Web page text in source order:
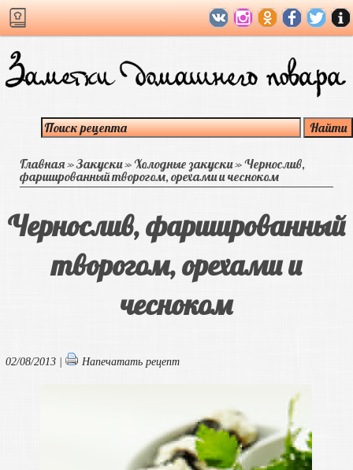
Главная»Закуски»Холодные закуски»Чернослив,
фаршированный творогом, орехами и чесноком
Чернослив, фаршированный
творогом, орехами и
чесноком
02/08/2013 | Напечатать рецепт